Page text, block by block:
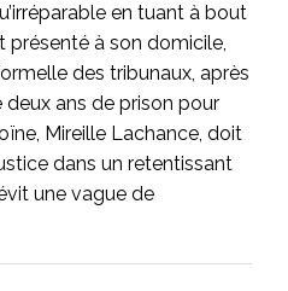
en tuant à bout
présenté à son domicile,
des tribunaux, après
ans de prison pour
Mireille Lachance, doit
dans un retentissant
une vague de